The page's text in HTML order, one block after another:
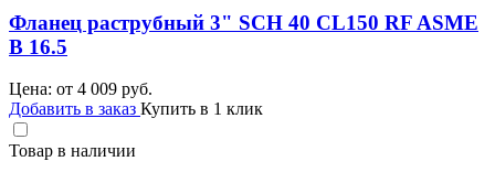
Фланец раструбный 3" SCH 40 CL150 RF ASME
B 16.5
Цена: от 4 009 руб.
Добавить в заказ Купить в 1 клик
Товар в наличии